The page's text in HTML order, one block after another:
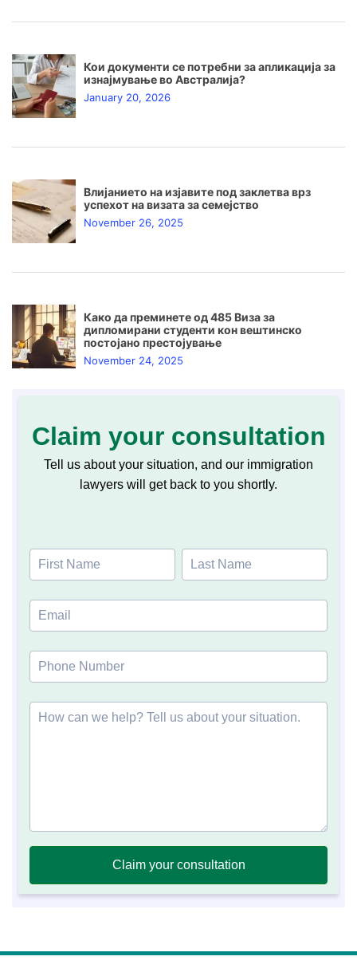
Кои документи се потребни за апликација за
изнајмување во Австралија?
January 20, 2026
Влијанието на изјавите под заклетва врз
успехот на визата за семејство
November 26, 2025
Како да преминете од 485 Виза за
дипломирани студенти кон вештинско
постојано престојување
November 24, 2025